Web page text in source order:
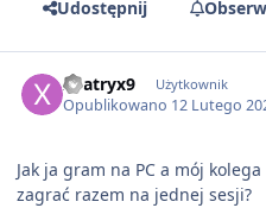
Udostępnij
xPatryx9 Użytkownik
Opublikowano 12 Lutego
Jak ja gram na PC a mój
zagrać razem na jednej sesji?